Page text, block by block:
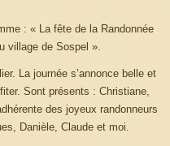
: « La fête de la Randonnée
village de Sospel ».
La journée s’annonce belle et
Sont présents : Christiane,
des joyeux randonneurs
Danièle, Claude et moi.